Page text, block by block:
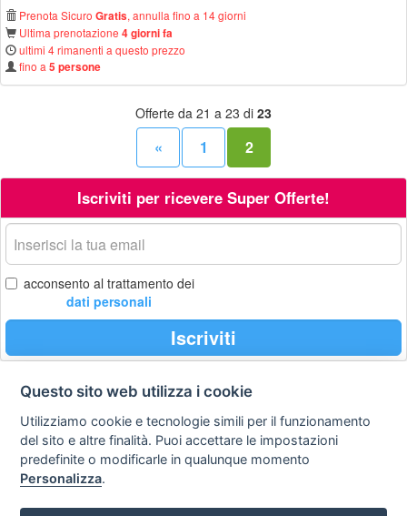
Prenota Sicuro Gratis, annulla fino a 14 giorni
Ultima prenotazione 4 giorni fa
ultimi 4 rimanenti a questo prezzo
fino a 5 persone
Offerte da 21 a 23 di 23
« 1 2
Iscriviti per ricevere Super Offerte!
La
tua
email
acconsento al trattamento dei
dati personali
Iscriviti
Contatti
Privacy
policy
legale
Preferenze cookie
Questo sito web utilizza i cookie
Utilizziamo cookie e tecnologie simili per il funzionamento
del sito e altre finalità. Puoi accettare le impostazioni
predefinite o modificarle in qualunque momento
Personalizza.